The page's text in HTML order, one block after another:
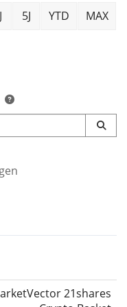
5J YTD MAX
21shares